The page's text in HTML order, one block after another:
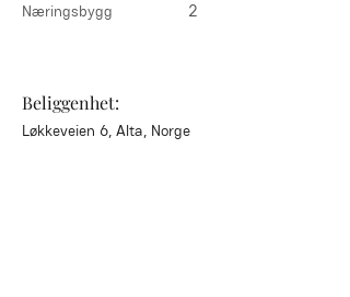
Næringsbygg
2
Beliggenhet:
Løkkeveien 6, Alta, Norge